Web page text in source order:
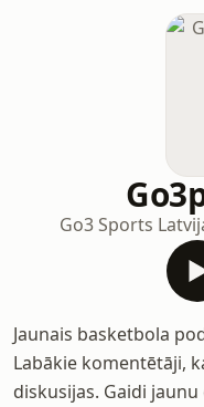
Go3 Sports
Jaunais basketbola
Labākie komentētāji,
diskusijas. Gaidi